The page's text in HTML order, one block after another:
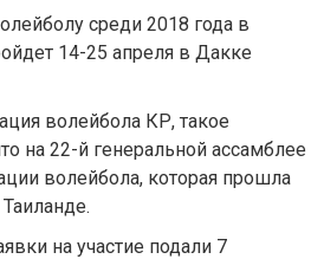
среди 2018 года в
14-25 апреля в Дакке
волейбола КР, такое
на 22-й генеральной ассамблее
волейбола, которая прошла
на участие подали 7